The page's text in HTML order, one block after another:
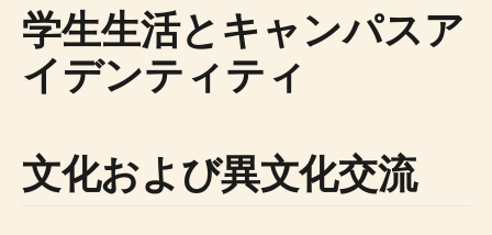
学生生活とキャンパスア
イデンティティ
文化および異文化交流